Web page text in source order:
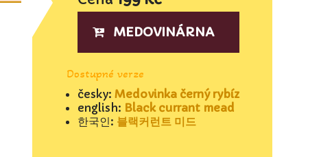
MEDOVINÁRNA
Dostupné verze
česky: Medovinka černý rybíz
english: Black currant mead
한국인: 블랙커런트 미드